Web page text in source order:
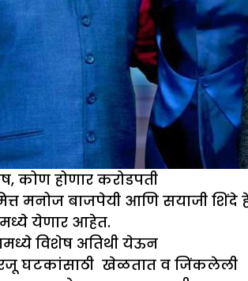
कोण होणार करोडपती
मनोज बाजपेयी आणि सयाजी शिंदे
येणार आहेत.
विशेष अतिथी येऊन
घटकांसाठी खेळतात व जिंकलेली